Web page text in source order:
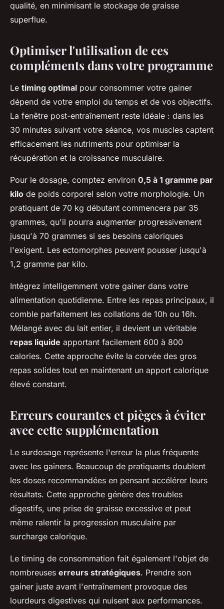
qualité, en minimisant le stockage de graisse
superflue.
Optimiser l'utilisation de ces
compléments dans votre programme
Le timing optimal pour consommer votre gainer
dépend de votre emploi du temps et de vos objectifs.
La fenêtre post-entraînement reste idéale : dans les
30 minutes suivant votre séance, vos muscles captent
efficacement les nutriments pour optimiser la
récupération et la croissance musculaire.
Pour le dosage, comptez environ 0,5 à 1 gramme par
kilo de poids corporel selon votre morphologie. Un
pratiquant de 70 kg débutant commencera par 35
grammes, qu'il pourra augmenter progressivement
jusqu'à 70 grammes si ses besoins caloriques
l'exigent. Les ectomorphes peuvent pousser jusqu'à
1,2 gramme par kilo.
Intégrez intelligemment votre gainer dans votre
alimentation quotidienne. Entre les repas principaux, il
comble parfaitement les collations de 10h ou 16h.
Mélangé avec du lait entier, il devient un véritable
repas liquide apportant facilement 600 à 800
calories. Cette approche évite la corvée des gros
repas solides tout en maintenant un apport calorique
élevé constant.
Erreurs courantes et pièges à éviter
avec cette supplémentation
Le surdosage représente l'erreur la plus fréquente
avec les gainers. Beaucoup de pratiquants doublent
les doses recommandées en pensant accélérer leurs
résultats. Cette approche génère des troubles
digestifs, une prise de graisse excessive et peut
même ralentir la progression musculaire par
surcharge calorique.
Le timing de consommation fait également l'objet de
nombreuses erreurs stratégiques. Prendre son
gainer juste avant l'entraînement provoque des
lourdeurs digestives qui nuisent aux performances.